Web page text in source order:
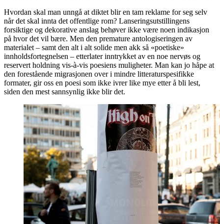
Hvordan skal man unngå at diktet blir en tam reklame for seg selv
når det skal innta det offentlige rom? Lanseringsutstillingens
forsiktige og dekorative anslag behøver ikke være noen indikasjon
på hvor det vil bære. Men den premature antologiseringen av
materialet – samt den alt i alt solide men akk så «poetiske»
innholdsfortegnelsen – etterlater inntrykket av en noe nervøs og
reservert holdning vis-à-vis poesiens muligheter. Man kan jo håpe at
den forestående migrasjonen over i mindre litteraturspesifikke
formater, gir oss en poesi som ikke ivrer like mye etter å bli lest,
siden den mest sannsynlig ikke blir det.